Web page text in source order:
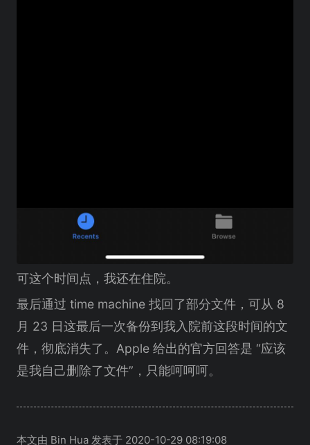
可这个时间点，我还在住院。
最后通过 time machine 找回了部分文件，可从 8
月 23 日这最后一次备份到我入院前这段时间的文
件，彻底消失了。Apple 给出的官方回答是 “应该
是我自己删除了文件”，只能呵呵呵。
本文由 Bin Hua 发表于 2020-10-29 08:19:08